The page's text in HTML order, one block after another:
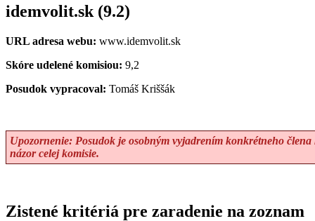
idemvolit.sk (9.2)
URL adresa webu: www.idemvolit.sk
Skóre udelené komisiou: 9,2
Posudok vypracoval: Tomáš Kriššák
Upozornenie: Posudok je osobným vyjadrením konkrétneho
názor celej komisie.
Zistené kritériá pre zaradenie na zoznam